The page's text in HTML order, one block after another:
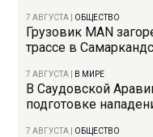
7 АВГУСТА ОБЩЕСТВО
Грузовик MAN
трассе в
7 АВГУСТА В МИРЕ
В Саудовской
подготовке
7 АВГУСТА ОБЩЕСТВО